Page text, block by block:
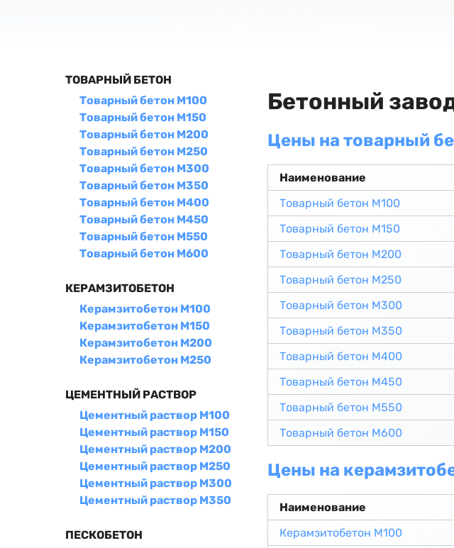
ТОВАРНЫЙ БЕТОН
Товарный бетон М100
Товарный бетон М150
Товарный бетон М200
Товарный бетон М250
Товарный бетон М300
Товарный бетон М350
Товарный бетон М400
Товарный бетон М450
Товарный бетон М550
Товарный бетон М600
КЕРАМЗИТОБЕТОН
Керамзитобетон М100
Керамзитобетон М150
Керамзитобетон М200
Керамзитобетон М250
ЦЕМЕНТНЫЙ РАСТВОР
Цементный раствор М100
Цементный раствор М150
Цементный раствор М200
Цементный раствор М250
Цементный раствор М300
Цементный раствор М350
ПЕСКОБЕТОН
Бетонный
Цены на товарный
Наименование
Товарный бетон М100
Товарный бетон М150
Товарный бетон М200
Товарный бетон М250
Товарный бетон М300
Товарный бетон М350
Товарный бетон М400
Товарный бетон М450
Товарный бетон М550
Товарный бетон М600
Цены на
Наименование
Керамзитобетон М100